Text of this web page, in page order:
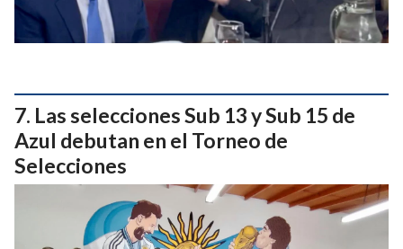
Las selecciones Sub 13 y Sub 15 de
Azul debutan en el Torneo de
Selecciones